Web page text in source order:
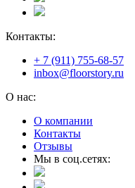
Контакты:
+ 7 (911) 755-68-57
inbox@floorstory.ru
О нас:
О компании
Контакты
Отзывы
Мы в соц.сетях: